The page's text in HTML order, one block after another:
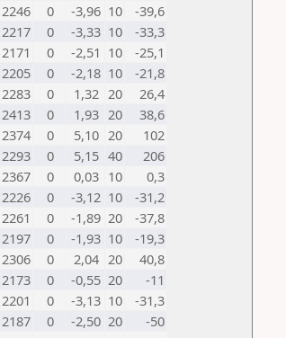
2246 0 -3,96 10
-39,6
2217 0 -3,33 10
-33,3
2171 0 -2,51 10
-25,1
2205 0 -2,18 10
-21,8
2283 0 1,32 20
26,4
2413 0 1,93 20
38,6
2374 0 5,10 20
102
2293 0 5,15 40
206
2367 0 0,03 10
0,3
2226 0 -3,12 10
-31,2
2261 0 -1,89 20
-37,8
2197 0 -1,93 10
-19,3
2306 0 2,04 20
40,8
2173 0 -0,55 20
-11
2201 0 -3,13 10
-31,3
2187 0 -2,50 20
-50